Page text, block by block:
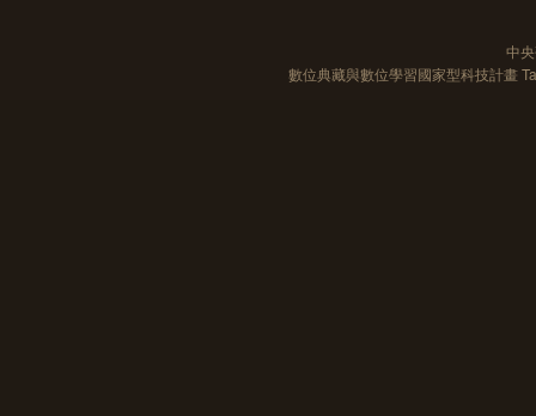
中
數位典藏與數位學習國家型科技計畫